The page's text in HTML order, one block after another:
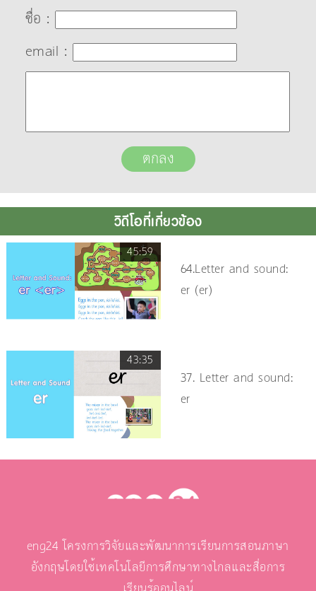
ชื่อ :
email :
วิดีโอที่เกี่ยวข้อง
45:59
64.Letter and sound:
er (er)
43:35
37. Letter and sound:
er
eng24 โครงการวิจัยและพัฒนาการเรียนการสอนภาษา
อังกฤษโดยใช้เทคโนโลยีการศึกษาทางไกลและสื่อการ